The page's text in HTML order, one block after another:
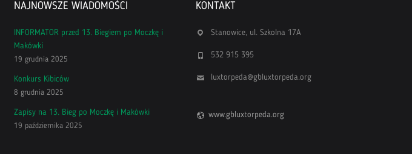
NAJNOWSZE WIADOMOŚCI
INFORMATOR przed 13. Biegiem po Moczkę i
Makówki
19 grudnia 2025
Konkurs Kibiców
8 grudnia 2025
Zapisy na 13. Bieg po Moczkę i Makówki
19 października 2025
KONTAKT
Stanowice, ul. Szkolna 17A
532 915 395
luxtorpeda@gbluxtorpeda.org
www.gbluxtorpeda.org